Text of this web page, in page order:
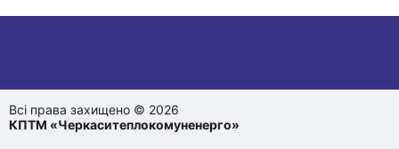
Всі права захищено © 2026
КПТМ «Черкаситеплокомуненерго»